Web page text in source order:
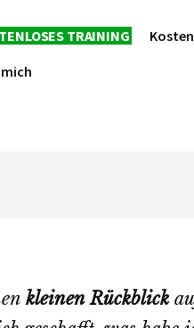
TRAINING
kleinen Rückblick